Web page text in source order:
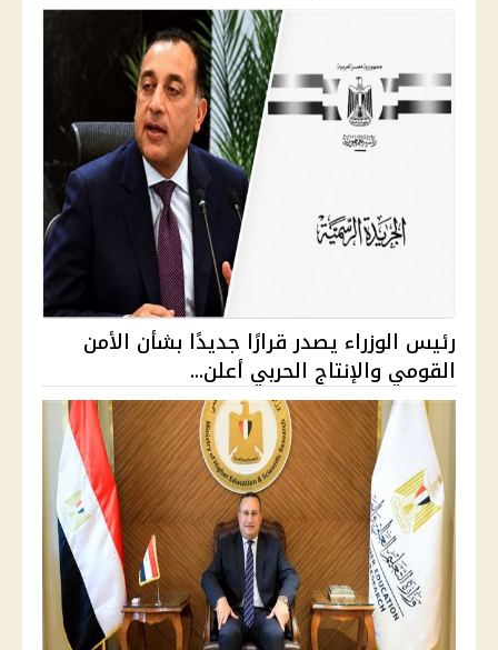
رئيس الوزراء يصدر قرارًا جديدًا بشأن الأمن
القومي والإنتاج الحربي أعلن...